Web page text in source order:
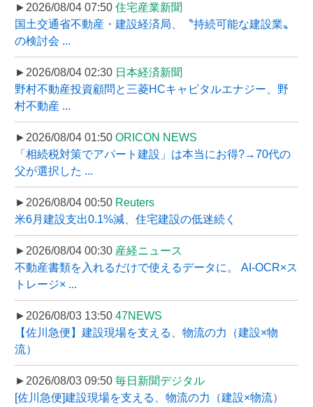
►2026/08/04 07:50 住宅産業新聞
国土交通省不動産・建設経済局、〝持続可能な建設業〟
の検討会 ...
►2026/08/04 02:30 日本経済新聞
野村不動産投資顧問と三菱HCキャピタルエナジー、野
村不動産 ...
►2026/08/04 01:50 ORICON NEWS
「相続税対策でアパート建設」は本当にお得?→70代の
父が選択した ...
►2026/08/04 00:50 Reuters
米6月建設支出0.1%減、住宅建設の低迷続く
►2026/08/04 00:30 産経ニュース
不動産書類を入れるだけで使えるデータに。 AI-OCR×ス
トレージ× ...
►2026/08/03 13:50 47NEWS
【佐川急便】建設現場を支える、物流の力（建設×物
流）
►2026/08/03 09:50 毎日新聞デジタル
[佐川急便]建設現場を支える、物流の力（建設×物流）